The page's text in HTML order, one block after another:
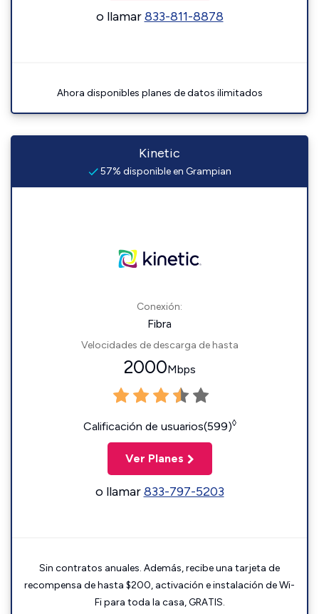
o llamar833-811-8878
Ahora disponibles planes de datos ilimitados
Kinetic
57% disponible en Grampian
Conexión:
Fibra
Velocidades de descarga de hasta
2000Mbps
Calificación de usuarios(599)◊
Ver Planes
o llamar833-797-5203
Sin contratos anuales. Además, recibe una tarjeta de
recompensa de hasta $200, activación e instalación de Wi-
Fi para toda la casa, GRATIS.